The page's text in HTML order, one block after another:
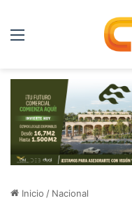
Menú
Inicio / Nacional